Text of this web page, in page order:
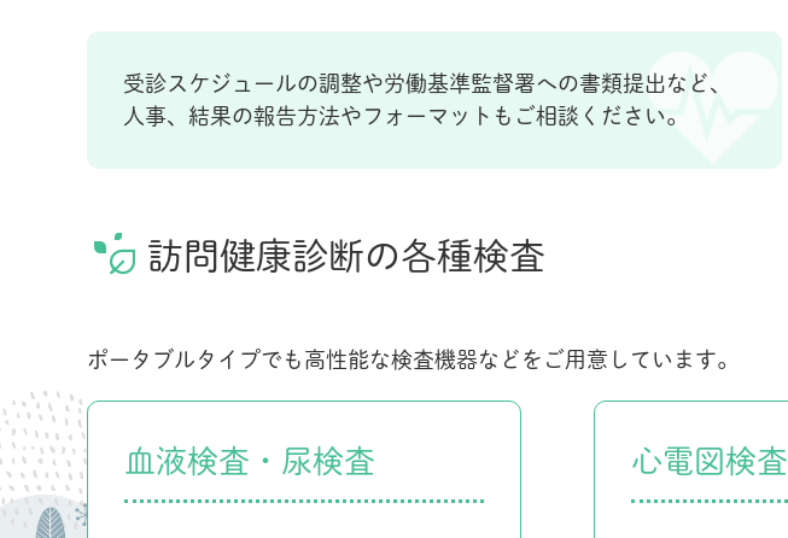
受診スケジュールの調整や労働基準監督署への書類提出など、
人事、結果の報告方法やフォーマットもご相談ください。
訪問健康診断の各種検査
ポータブルタイプでも高性能な検査機器などをご用意しています。
血液検査・尿検査 心電図検査